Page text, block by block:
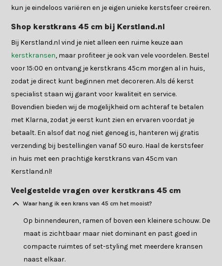
kun je eindeloos variëren en je eigen unieke kerstsfeer creëren.
Shop kerstkrans 45 cm bij Kerstland.nl
Bij Kerstland.nl vind je niet alleen een ruime keuze aan
kerstkransen, maar profiteer je ook van vele voordelen. Bestel
voor 15:00 en ontvang je kerstkrans 45cm morgen al in huis,
zodat je direct kunt beginnen met decoreren. Als dé kerst
specialist staan wij garant voor kwaliteit en service.
Bovendien bieden wij de mogelijkheid om achteraf te betalen
met Klarna, zodat je eerst kunt zien en ervaren voordat je
betaalt. En alsof dat nog niet genoeg is, hanteren wij gratis
verzending bij bestellingen vanaf 50 euro. Haal de kerstsfeer
in huis met een prachtige kerstkrans van 45cm van
Kerstland.nl!
Veelgestelde vragen over kerstkrans 45 cm
Waar hang ik een krans van 45 cm het mooist?
Op binnendeuren, ramen of boven een kleinere schouw. De
maat is zichtbaar maar niet dominant en past goed in
compacte ruimtes of set-styling met meerdere kransen
naast elkaar.